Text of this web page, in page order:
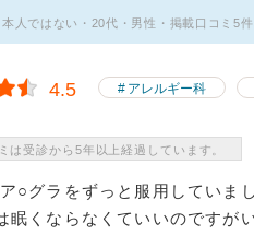
人ではない・20代・男性・掲載口コミ5件
4.5 アレルギー科
は受診から5年以上経過しています。
○グラをずっと服用していまし
眠くならなくていいのですが